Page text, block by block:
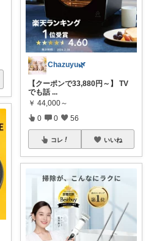
Chazuyu🌿
【クーポンで33,880円～】 TV
でも話 ...
￥ 44,000～
0 0 56
コレ いいね